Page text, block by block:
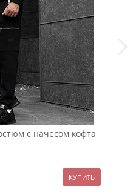
с начесом кофта